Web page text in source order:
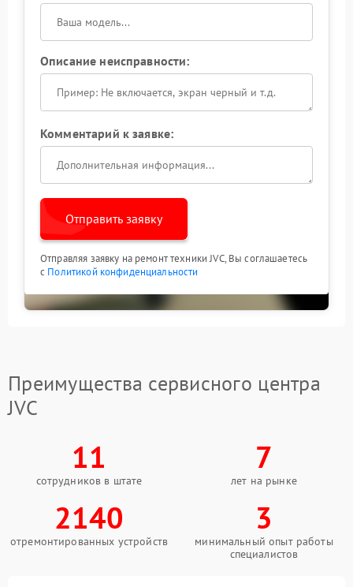
Описание неисправности:
Комментарий к заявке:
Отправить заявку
Отправляя заявку на ремонт техники JVC, Вы соглашаетесь
с Политикой конфиденциальности
Преимущества сервисного центра
JVC
11
сотрудников в штате
7
лет на рынке
2140
отремонтированных устройств
3
минимальный опыт работы
специалистов